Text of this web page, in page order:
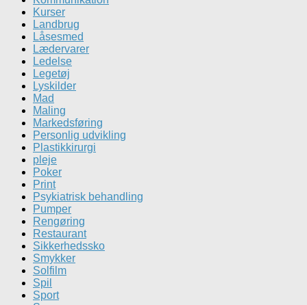
Kurser
Landbrug
Låsesmed
Lædervarer
Ledelse
Legetøj
Lyskilder
Mad
Maling
Markedsføring
Personlig udvikling
Plastikkirurgi
pleje
Poker
Print
Psykiatrisk behandling
Pumper
Rengøring
Restaurant
Sikkerhedssko
Smykker
Solfilm
Spil
Sport